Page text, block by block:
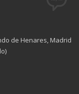
de Henares, Madrid